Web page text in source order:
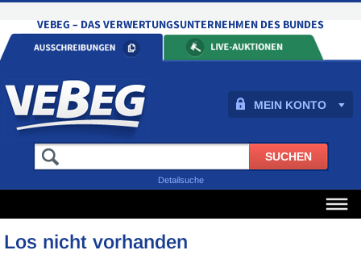
MEIN KONTO
Detailsuche
Los nicht vorhanden